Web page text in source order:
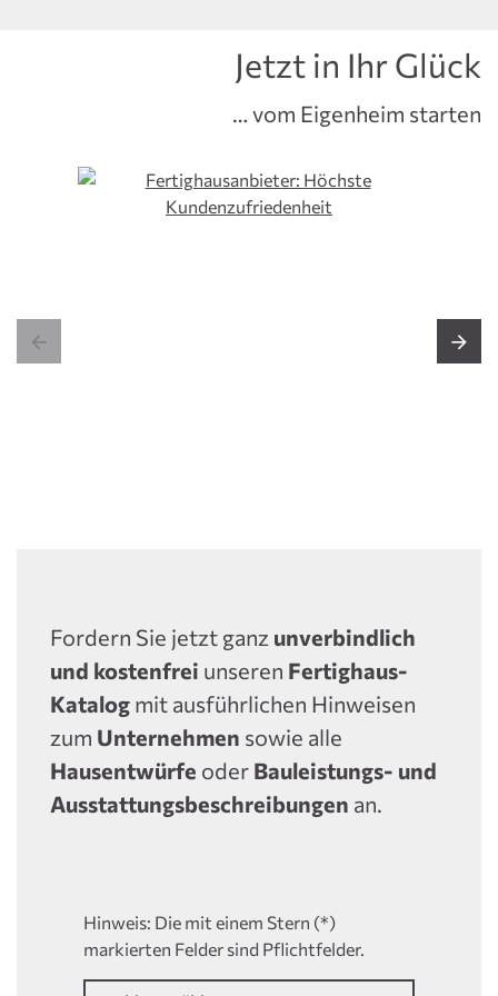
… vom Eigenheim starten
Jetzt in Ihr Glück
 
Fordern Sie jetzt ganz unverbindlich
und kostenfrei unseren Fertighaus-
Katalog mit ausführlichen Hinweisen
zum Unternehmen sowie alle
Hausentwürfe oder Bauleistungs- und
Ausstattungsbeschreibungen an.
Hinweis: Die mit einem Stern (*)
markierten Felder sind Pflichtfelder.